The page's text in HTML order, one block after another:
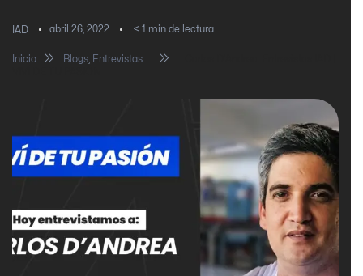
IAD abril 26, 2022 < 1 min de lectura
Inicio Blogs, Entrevistas